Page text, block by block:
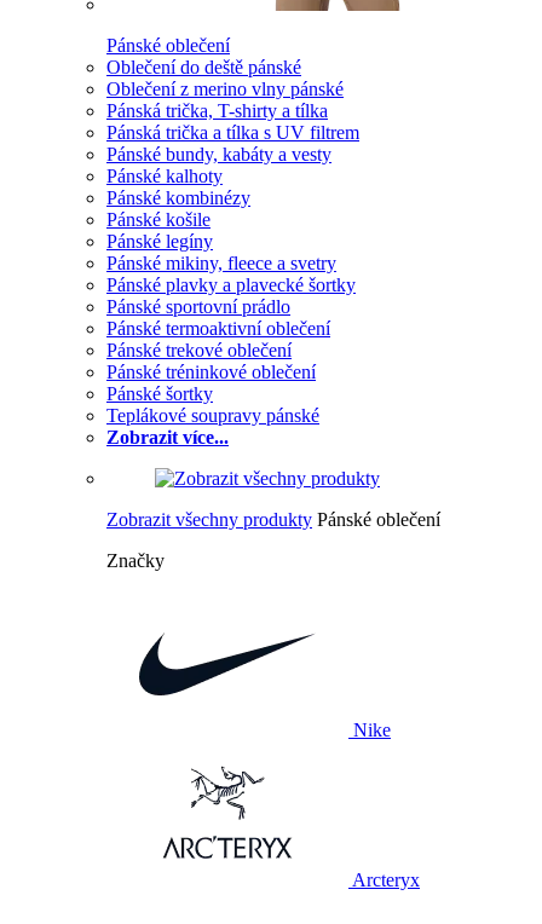
Pánské oblečení
Oblečení do deště pánské
Oblečení z merino vlny pánské
Pánská trička, T-shirty a tílka
Pánská trička a tílka s UV filtrem
Pánské bundy, kabáty a vesty
Pánské kalhoty
Pánské kombinézy
Pánské košile
Pánské legíny
Pánské mikiny, fleece a svetry
Pánské plavky a plavecké šortky
Pánské sportovní prádlo
Pánské termoaktivní oblečení
Pánské trekové oblečení
Pánské tréninkové oblečení
Pánské šortky
Teplákové soupravy pánské
Zobrazit více...
Zobrazit všechny produkty Pánské oblečení
Značky
Nike
Arcteryx